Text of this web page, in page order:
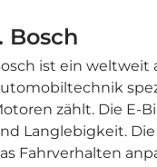
Bosch
ist ein weltweit
zählt. Die E-
Langlebigkeit.
Fahrverhalten